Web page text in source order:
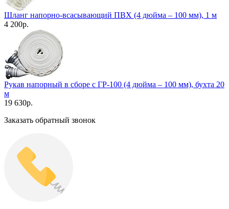
Шланг напорно-всасывающий ПВХ (4 дюйма – 100 мм), 1 м
4 200р.
Рукав напорный в сборе с ГР-100 (4 дюйма – 100 мм), бухта 20
м
19 630р.
Заказать обратный звонок